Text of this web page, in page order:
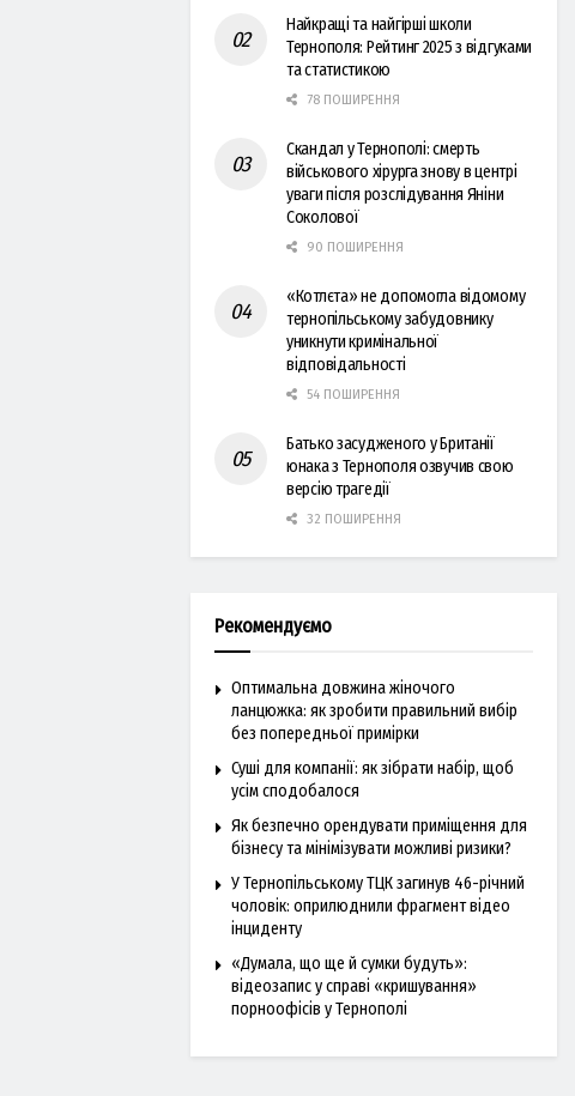
Найкращі та найгірші школи
Тернополя: Рейтинг 2025 з відгуками
та статистикою
78 ПОШИРЕННЯ
Скандал у Тернополі: смерть
військового хірурга знову в центрі
уваги після розслідування Яніни
Соколової
90 ПОШИРЕННЯ
«Котлєта» не допомогла відомому
тернопільському забудовнику
уникнути кримінальної
відповідальності
54 ПОШИРЕННЯ
Батько засудженого у Британії
юнака з Тернополя озвучив свою
версію трагедії
32 ПОШИРЕННЯ
Рекомендуємо
Оптимальна довжина жіночого
ланцюжка: як зробити правильний вибір
без попередньої примірки
Суші для компанії: як зібрати набір, щоб
усім сподобалося
Як безпечно орендувати приміщення для
бізнесу та мінімізувати можливі ризики?
У Тернопільському ТЦК загинув 46-річний
чоловік: оприлюднили фрагмент відео
інциденту
«Думала, що ще й сумки будуть»:
відеозапис у справі «кришування»
порноофісів у Тернополі